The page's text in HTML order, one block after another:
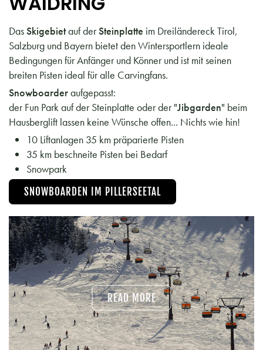
DasSkigebietauf derSteinplatte im Dreiländereck Tirol,
Salzburg und Bayern bietet den Wintersportlern ideale
Bedingungen für Anfänger und Könner und ist mit seinen
breiten Pisten ideal für alle Carvingfans.
Snowboarderaufgepasst:
der Fun Park auf der Steinplatte oder der "Jibgarden" beim
Hausberglift lassen keine Wünsche offen... Nichts wie hin!
10 Liftanlagen 35 km präparierte Pisten
35 km beschneite Pisten bei Bedarf
Snowpark
SNOWBOARDEN IM PILLERSEETAL
READ MORE